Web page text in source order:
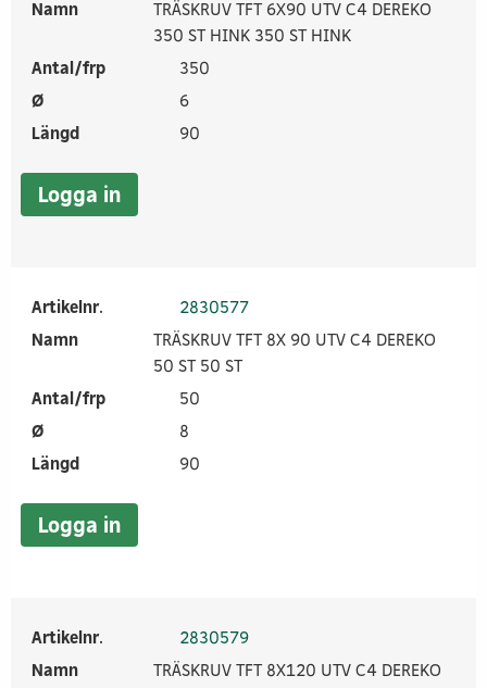
Namn
TRÄSKRUV TFT 6X90 UTV C4 DEREKO
350 ST HINK 350 ST HINK
Antal/frp
350
Ø
6
Längd
90
Logga in
Artikelnr.
2830577
Namn
TRÄSKRUV TFT 8X 90 UTV C4 DEREKO
50 ST 50 ST
Antal/frp
50
Ø
8
Längd
90
Logga in
Artikelnr.
2830579
Namn
TRÄSKRUV TFT 8X120 UTV C4 DEREKO